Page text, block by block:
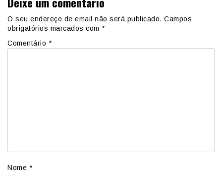
O seu endereço de email não será publicado. Campos
obrigatórios marcados com *
Comentário *
Nome *